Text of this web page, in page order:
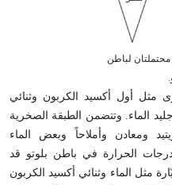
محتملتان لباطن
مثل أول أكسيد الكربون وثنائي
الماء. وتتضمن الطبقة الصخرية
ومعادن وأملاحاً وبعض الماء
درجات الحرارة في باطن بلوتو قد
مثل الماء وثنائي أكسيد الكربون